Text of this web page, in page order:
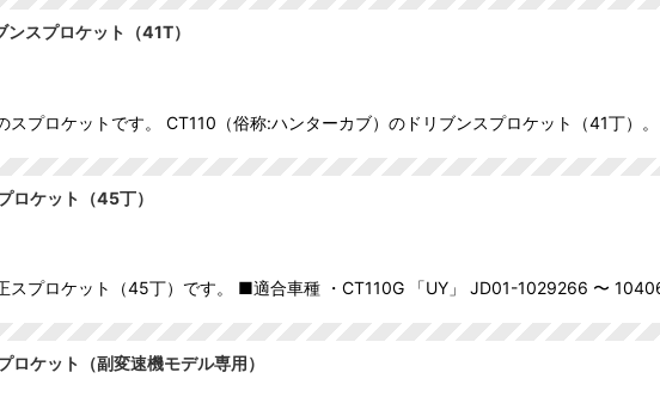
スプロケット（41T）
スプロケットです。 CT110（俗称:ハンターカブ）のドリブンスプロケット（41丁
ロケット（45丁）
スプロケット（45丁）です。 ■適合車種 ・CT110G 「UY」 JD01-1029266 〜
ケット（副変速機モデル専用）